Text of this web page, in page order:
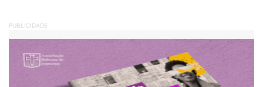
PUBLICIDADE